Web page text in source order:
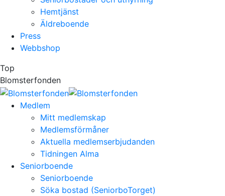
Hemtjänst
Äldreboende
Press
Webbshop
Top
Blomsterfonden
Medlem
Mitt medlemskap
Medlemsförmåner
Aktuella medlemserbjudanden
Tidningen Alma
Seniorboende
Seniorboende
Söka bostad (SeniorboTorget)